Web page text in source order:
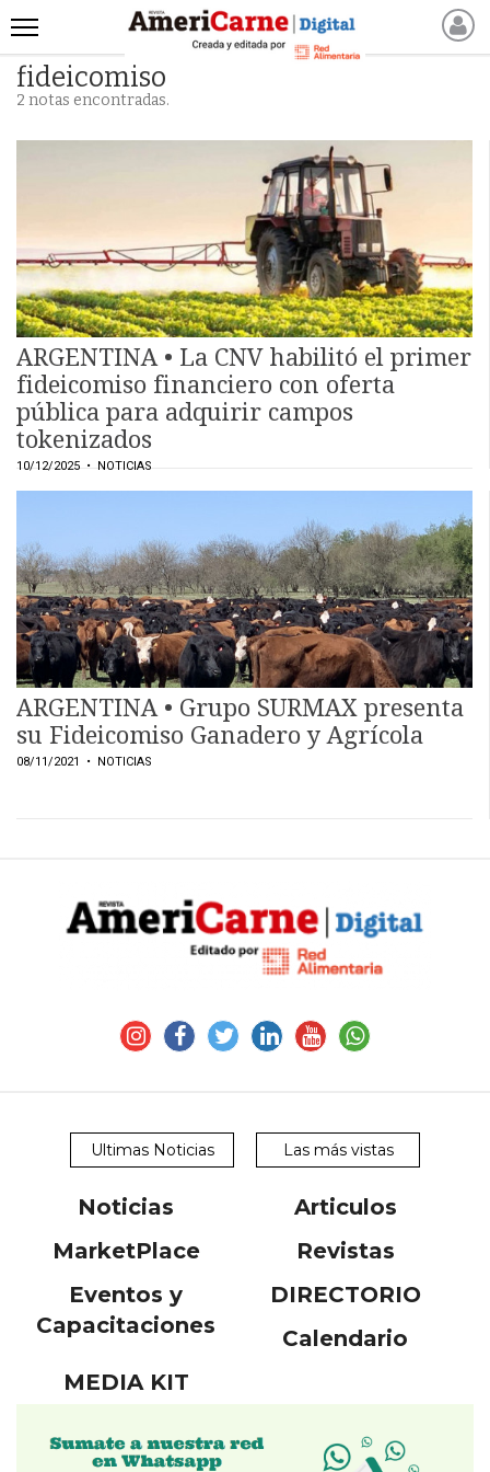
INICIO
NOTICIAS
PROCESO
PRODUCTO
NUEVOS PRODUCTOS
MARKETPLACE
REVISTAS
REVISTAS
CATÁLOGO DE CORTES
DE CARNE VACUNA
CAPACITACIONES
DIRECTORIO
CALENDARIO
MEDIA KIT
SERVICIOS
CONTÁCTENOS
SOMOS
fideicomiso
2 notas encontradas.
ARGENTINA • La CNV habilitó el primer
fideicomiso financiero con oferta
pública para adquirir campos
tokenizados
10/12/2025 • NOTICIAS
ARGENTINA • Grupo SURMAX presenta
su Fideicomiso Ganadero y Agrícola
08/11/2021 • NOTICIAS
Ultimas Noticias Las más vistas
Noticias
Articulos
MarketPlace
Revistas
Eventos y
Capacitaciones
DIRECTORIO
Calendario
MEDIA KIT